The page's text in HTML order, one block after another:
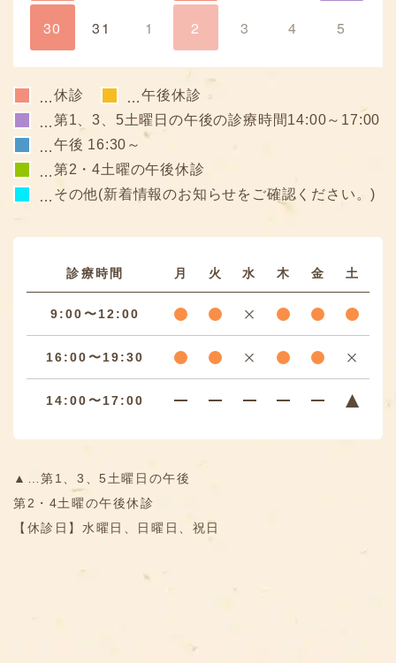
30 31 1 2 3 4 5
…休診 …午後休診
…第1、3、5土曜日の午後の診療時間14:00～17:00
…午後 16:30～
…第2・4土曜の午後休診
… その他(新着情報のお知らせをご確認ください。)
診療時間 月 火 水 木 金 土
9:00〜12:00
16:00〜19:30
14:00〜17:00
▲…第1、3、5土曜日の午後
第2・4土曜の午後休診
【休診日】水曜日、日曜日、祝日